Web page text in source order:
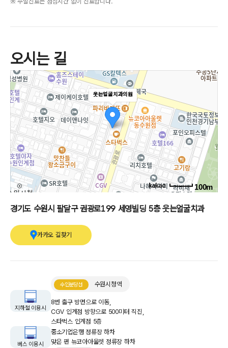
오시는 길
웃는얼굴치과의원
100m
경기도 수원시 팔달구 권광로199 세영빌딩 5층 웃는얼굴치과
카카오 길찾기
지하철 이용시
수인분당선 수원시청역
8번 출구 방면으로 이동,
CGV 인계점 방향으로 500미터 직진,
스타벅스 인계점 5층
버스 이용시
중소기업은행 정류장 하차
맞은 편 뉴코아아울렛 정류장 하차